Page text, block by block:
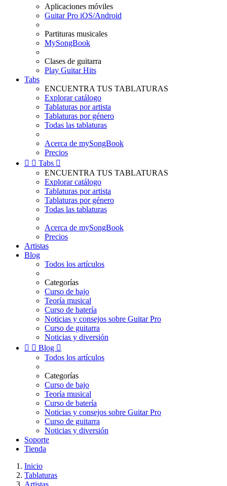
Aplicaciones móviles
Guitar Pro iOS/Android
Partituras musicales
MySongBook
Clases de guitarra
Play Guitar Hits
Tabs
ENCUENTRA TUS TABLATURAS
Explorar catálogo
Tablaturas por artista
Tablaturas por género
Todas las tablaturas
Acerca de mySongBook
Precios
  Tabs 
ENCUENTRA TUS TABLATURAS
Explorar catálogo
Tablaturas por artista
Tablaturas por género
Todas las tablaturas
Acerca de mySongBook
Precios
Artistas
Blog
Todos los artículos
Categorías
Curso de bajo
Teoría musical
Curso de batería
Noticias y consejos sobre Guitar Pro
Curso de guitarra
Noticias y diversión
  Blog 
Todos los artículos
Categorías
Curso de bajo
Teoría musical
Curso de batería
Noticias y consejos sobre Guitar Pro
Curso de guitarra
Noticias y diversión
Soporte
Tienda
Inicio
Tablaturas
Artistas